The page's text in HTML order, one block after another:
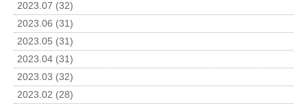
2023.07 (32)
2023.06 (31)
2023.05 (31)
2023.04 (31)
2023.03 (32)
2023.02 (28)